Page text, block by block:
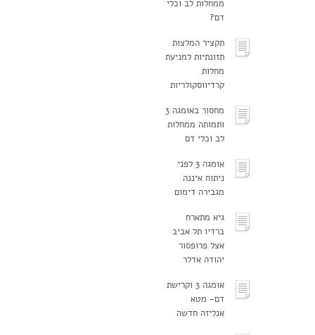
ממחלות לב וכלי
דם?
תקציר המלצות
תזונתיות למניעת
מחלות
קרדיווסקולריות
מחסור באומגה 3
ותמותה ממחלות
לב וכלי דם
אומגה 3 לפני
ניתוח איננה
מגבירה דימום
גיא מתארח
ברדיו תל אביב
אצל פרופסור
יהודה אדלר
אומגה 3 וקרישת
דם- מטא
אנליזה חדשה